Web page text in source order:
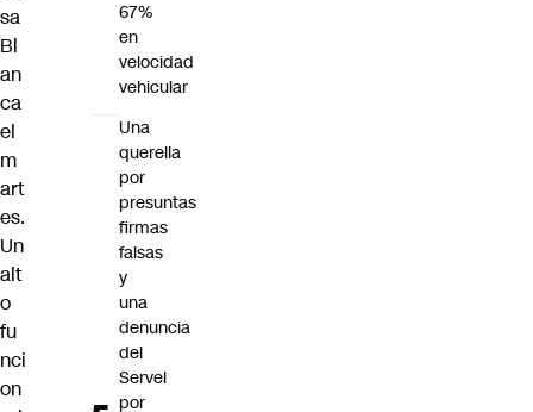
sa
Bl
an
ca
el
m
art
es.
Un
alt
o
fu
nci
on
67%
en
velocidad
vehicular
Una
querella
por
presuntas
firmas
falsas
y
una
denuncia
del
Servel
por